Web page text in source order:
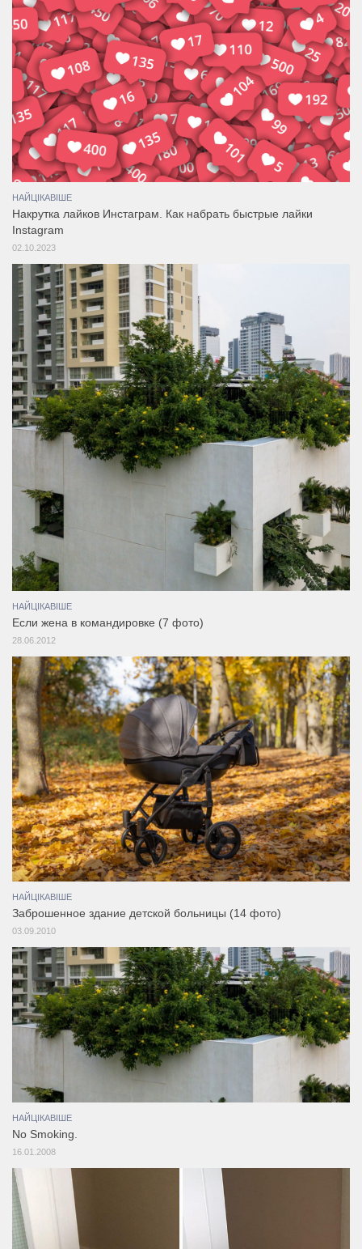
НАЙЦІКАВІШЕ
Накрутка лайков Инстаграм. Как набрать быстрые лайки
Instagram
02.10.2023
НАЙЦІКАВІШЕ
Если жена в командировке (7 фото)
28.06.2012
НАЙЦІКАВІШЕ
Заброшенное здание детской больницы (14 фото)
03.09.2010
НАЙЦІКАВІШЕ
No Smoking.
16.01.2008